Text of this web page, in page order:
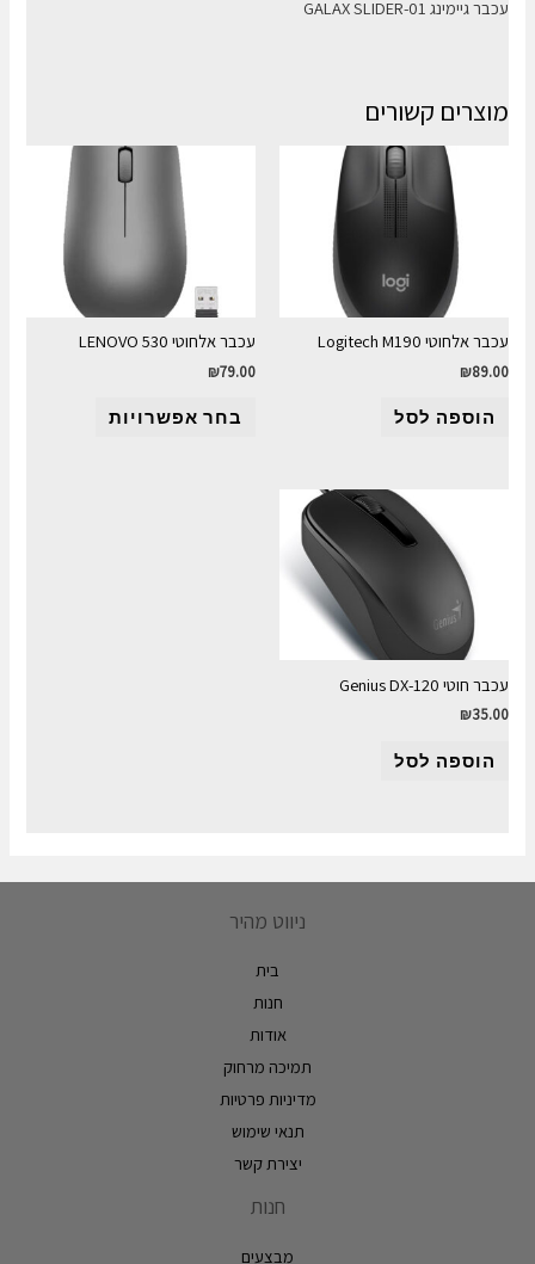
עכבר גיימינג GALAX SLIDER-01
מוצרים קשורים
עכבר אלחוטי Logitech M190
₪89.00
הוספה לסל
עכבר אלחוטי LENOVO 530
₪79.00
בחר אפשרויות
עכבר חוטי Genius DX-120
₪35.00
הוספה לסל
ניווט מהיר
בית
חנות
אודות
תמיכה מרחוק
מדיניות פרטיות
תנאי שימוש
יצירת קשר
חנות
מבצעים